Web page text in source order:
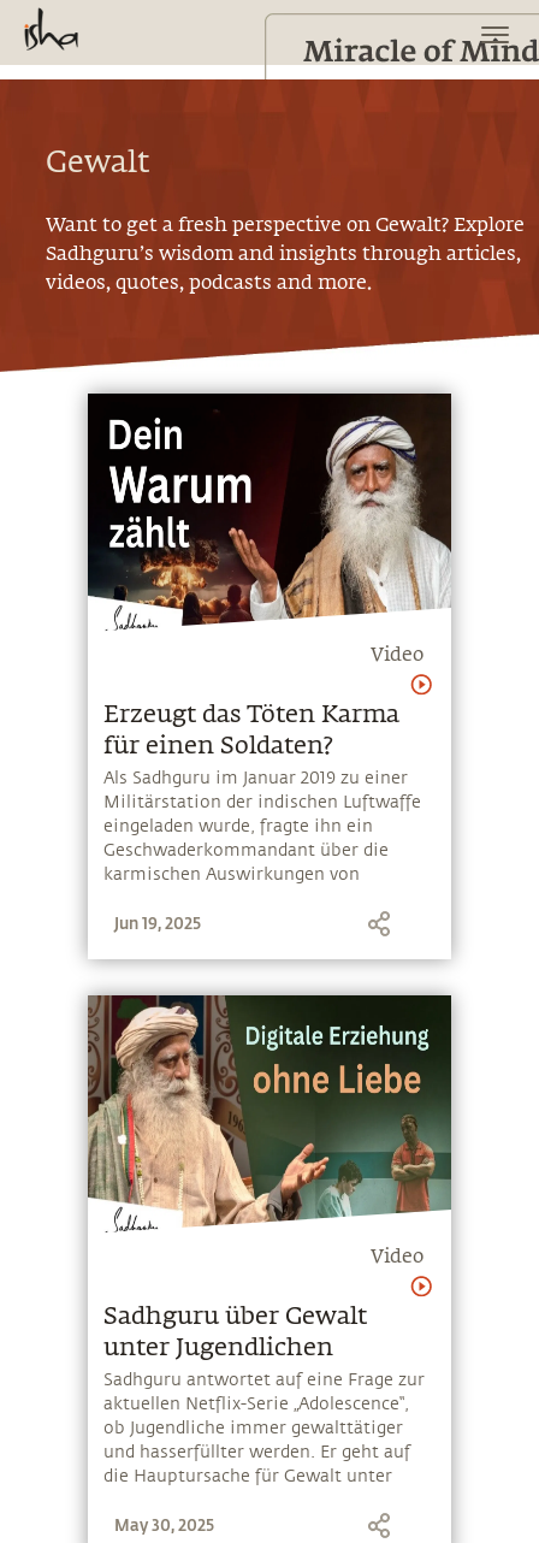
Gewalt
Want to get a fresh perspective onGewalt? Explore
Sadhguru’s wisdom and insights through articles,
videos, quotes, podcasts and more.
Video
Erzeugt das Töten Karma
für einen Soldaten?
Als Sadhguru im Januar 2019 zu einer
Militärstation der indischen Luftwaffe
eingeladen wurde, fragte ihn ein
Geschwaderkommandant über die
karmischen Auswirkungen von
anderen Schaden zufügen. Sieh dir die
Jun 19, 2025
Video
Sadhguru über Gewalt
unter Jugendlichen
Sadhguru antwortet auf eine Frage zur
aktuellen Netflix-Serie „Adolescence“,
ob Jugendliche immer gewalttätiger
und hasserfüllter werden. Er geht auf
die Hauptursache für Gewalt unter
veränderten Einflüsse, die Eltern,
May 30, 2025